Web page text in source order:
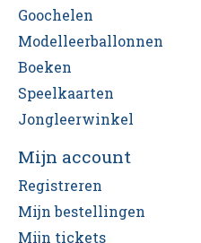
Goochelen
Modelleerballonnen
Boeken
Speelkaarten
Jongleerwinkel
Mijn account
Registreren
Mijn bestellingen
Mijn tickets